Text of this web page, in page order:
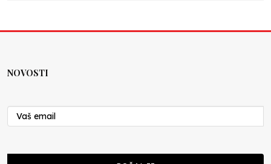
Nenad Veličković
29.10.2024
Cuke i djeca
NOVOSTI